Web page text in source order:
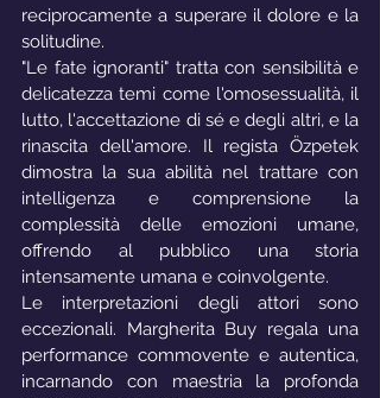
reciprocamente a superare il dolore e la
solitudine.
"Le fate ignoranti" tratta con sensibilità e
delicatezza temi come l'omosessualità, il
lutto, l'accettazione di sé e degli altri, e la
rinascita dell'amore. Il regista Özpetek
dimostra la sua abilità nel trattare con
intelligenza e comprensione la
complessità delle emozioni umane,
offrendo al pubblico una storia
intensamente umana e coinvolgente.
Le interpretazioni degli attori sono
eccezionali. Margherita Buy regala una
performance commovente e autentica,
incarnando con maestria la profonda